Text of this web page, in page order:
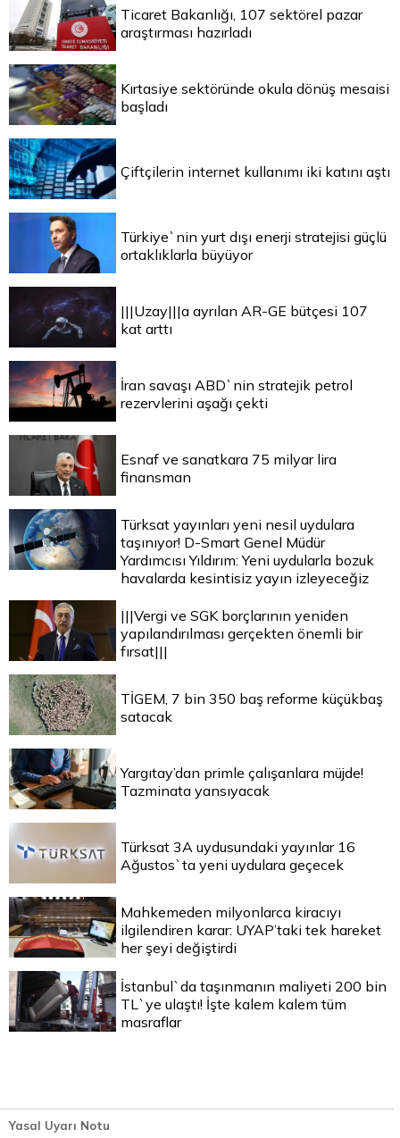
Ticaret Bakanlığı, 107 sektörel pazar
araştırması hazırladı
Kırtasiye sektöründe okula dönüş mesaisi
başladı
Çiftçilerin internet kullanımı iki katını aştı
Türkiye`nin yurt dışı enerji stratejisi güçlü
ortaklıklarla büyüyor
|||Uzay|||a ayrılan AR-GE bütçesi 107
kat arttı
İran savaşı ABD`nin stratejik petrol
rezervlerini aşağı çekti
Esnaf ve sanatkara 75 milyar lira
finansman
Türksat yayınları yeni nesil uydulara
taşınıyor! D-Smart Genel Müdür
Yardımcısı Yıldırım: Yeni uydularla bozuk
havalarda kesintisiz yayın izleyeceğiz
|||Vergi ve SGK borçlarının yeniden
yapılandırılması gerçekten önemli bir
fırsat|||
TİGEM, 7 bin 350 baş reforme küçükbaş
satacak
Yargıtay’dan primle çalışanlara müjde!
Tazminata yansıyacak
Türksat 3A uydusundaki yayınlar 16
Ağustos`ta yeni uydulara geçecek
Mahkemeden milyonlarca kiracıyı
ilgilendiren karar: UYAP’taki tek hareket
her şeyi değiştirdi
İstanbul`da taşınmanın maliyeti 200 bin
TL`ye ulaştı! İşte kalem kalem tüm
masraflar
Yasal Uyarı Notu